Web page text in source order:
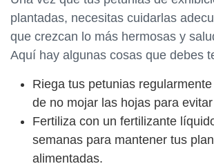
plantadas, necesitas cuidarlas
que crezcan lo más hermosas y
Aquí hay algunas cosas que debes
Riega tus petunias
de no mojar las hojas para
Fertiliza con un fertilizante
semanas para mantener tus
alimentadas.